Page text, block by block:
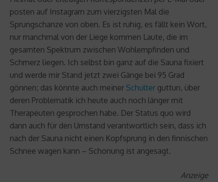
posten auf Instagram zum vierzigsten Mal die
Sprungschanze von oben. Es ist ruhig, es fällt kein Wort,
nur manchmal von der Liege kommen Laute, die im
gesamten Spektrum zwischen Wohlempfinden und
Schmerz liegen. Ich selbst bin ganz auf die Sauna fixiert
und werde mir Stand jetzt zwei Gänge bei 95 Grad
gönnen; das könnte auch meiner Schulter guttun, über
deren Problematik ich heute auch noch länger mit
Therapeuten gesprochen habe. Der Status quo wird
dann auch für den Umstand verantwortlich sein, dass ich
nach der Sauna nicht einen Kopfsprung in den finnischen
Schnee wagen kann – Schonung ist angesagt.
Anzeige